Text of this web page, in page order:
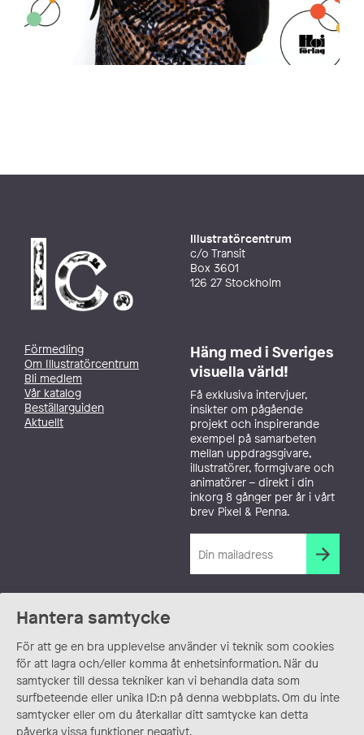
Hantera samtycke
För att ge en bra upplevelse använder vi teknik som cookies
för att lagra och/eller komma åt enhetsinformation. När du
samtycker till dessa tekniker kan vi behandla data som
surfbeteende eller unika ID:n på denna webbplats. Om du inte
samtycker eller om du återkallar ditt samtycke kan detta
påverka vissa funktioner negativt.
Illustratörcentrum
c/o Transit
Box 3601
126 27 Stockholm
Förmedling
Om Illustratörcentrum
Bli medlem
Vår katalog
Beställarguiden
Aktuellt
Häng med i Sveriges
visuella värld!
Få exklusiva intervjuer,
insikter om pågående
projekt och inspirerande
exempel på samarbeten
mellan uppdragsgivare,
illustratörer, formgivare och
animatörer – direkt i din
inkorg 8 gånger per år i vårt
brev Pixel & Penna.